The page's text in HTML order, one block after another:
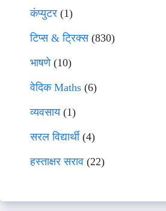
कंप्युटर (1)
टिप्स & ट्रिक्स(830)
भाषणे(10)
वेदिक Maths (6)
व्यवसाय(1)
सरल विद्यार्थी(4)
हस्ताक्षर सराव (22)